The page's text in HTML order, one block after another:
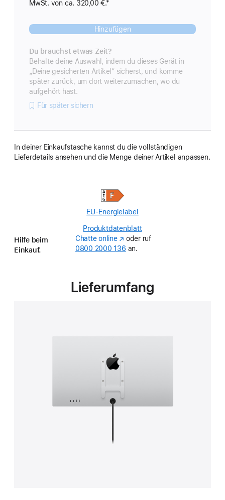
MwSt. von ca. 320,00 €.*
Hinzufügen
Du brauchst etwas Zeit?
Behalte deine Auswahl, indem du dieses Gerät in
„Deine gesicherten Artikel“ sicherst, und komme
später zurück, um dort weiterzumachen, wo du
aufgehört hast.
Für später sichern
In deiner Einkaufstasche kannst du die vollständigen
Lieferdetails ansehen und die Menge deiner Artikel anpassen.
EU-Energielabel
Produktdatenblatt(Opens
in
Hilfe beim
Einkauf.
Chatte online(Öffnet
ein
oder ruf
0800 2000 136 an.
Lieferumfang